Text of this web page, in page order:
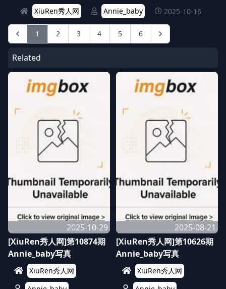
XiuRen秀人网 Annie_baby 2025-10-16
1 2 3 4 5 6
Related
2025-10-29
[XiuRen秀人网]第10874期
Annie_baby写真
XiuRen秀人网
2025-08-21
[XiuRen秀人网]第10626期
Annie_baby写真
XiuRen秀人网